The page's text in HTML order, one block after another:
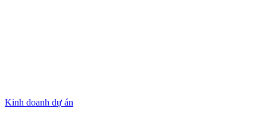
Kinh doanh dự án